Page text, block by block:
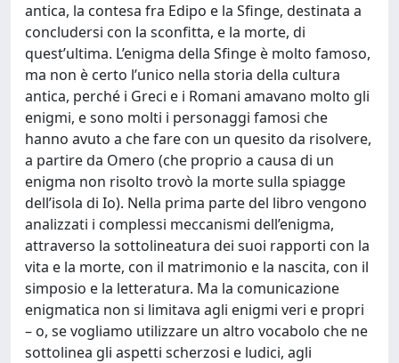
antica, la contesa fra Edipo e la Sfinge, destinata a
concludersi con la sconfitta, e la morte, di
quest’ultima. L’enigma della Sfinge è molto famoso,
ma non è certo l’unico nella storia della cultura
antica, perché i Greci e i Romani amavano molto gli
enigmi, e sono molti i personaggi famosi che
hanno avuto a che fare con un quesito da risolvere,
a partire da Omero (che proprio a causa di un
enigma non risolto trovò la morte sulla spiagge
dell’isola di Io). Nella prima parte del libro vengono
analizzati i complessi meccanismi dell’enigma,
attraverso la sottolineatura dei suoi rapporti con la
vita e la morte, con il matrimonio e la nascita, con il
simposio e la letteratura. Ma la comunicazione
enigmatica non si limitava agli enigmi veri e propri
– o, se vogliamo utilizzare un altro vocabolo che ne
sottolinea gli aspetti scherzosi e ludici, agli